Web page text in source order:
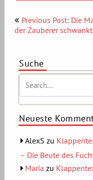
Previous Post: Die
der Zauberer schwankt
Suche
Neueste
AlexS zu
– Die Beute des
Maria zu